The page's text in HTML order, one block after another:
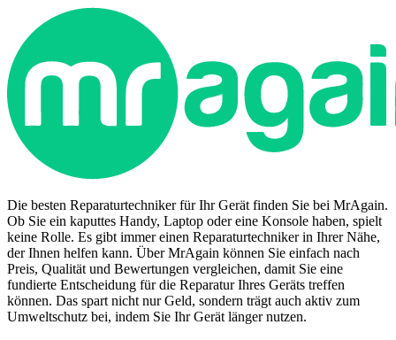
Die besten Reparaturtechniker für Ihr Gerät finden Sie bei MrAgain.
Ob Sie ein kaputtes Handy, Laptop oder eine Konsole haben, spielt
keine Rolle. Es gibt immer einen Reparaturtechniker in Ihrer Nähe,
der Ihnen helfen kann. Über MrAgain können Sie einfach nach
Preis, Qualität und Bewertungen vergleichen, damit Sie eine
fundierte Entscheidung für die Reparatur Ihres Geräts treffen
können. Das spart nicht nur Geld, sondern trägt auch aktiv zum
Umweltschutz bei, indem Sie Ihr Gerät länger nutzen.